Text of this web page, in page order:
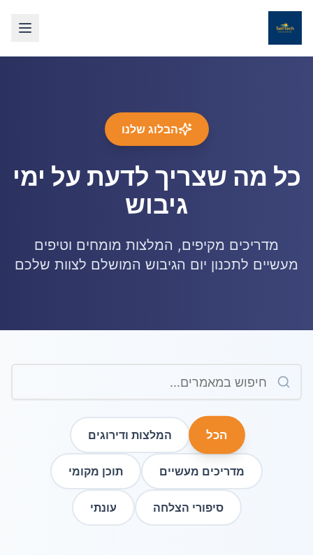
הבלוג שלנו
כל מה שצריך לדעת על ימי
גיבוש
מדריכים מקיפים, המלצות מומחים וטיפים
מעשיים לתכנון יום הגיבוש המושלם לצוות שלכם
הכל המלצות ודירוגים
מדריכים מעשיים תוכן מקומי
סיפורי הצלחה עונתי